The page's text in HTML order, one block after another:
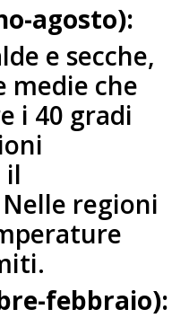
agosto):
e secche,
medie che
i 40 gradi
il
regioni
febbraio):